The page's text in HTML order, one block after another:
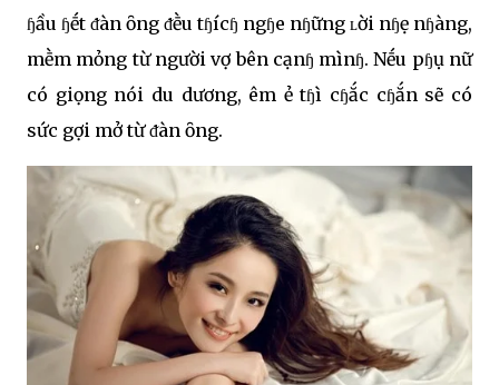
ɧầu ɧḗt ᵭàn ȏng ᵭḕu tɧícɧ ngɧe nɧững ʟời nɧẹ nɧàng,
mḕm mỏng từ người vợ bên cạnɧ mìnɧ. Nḗu pɧụ nữ
có giọng nói du dương, êm ẻ tɧì cɧắc cɧắn sẽ có
sức gợi mở từ ᵭàn ȏng.